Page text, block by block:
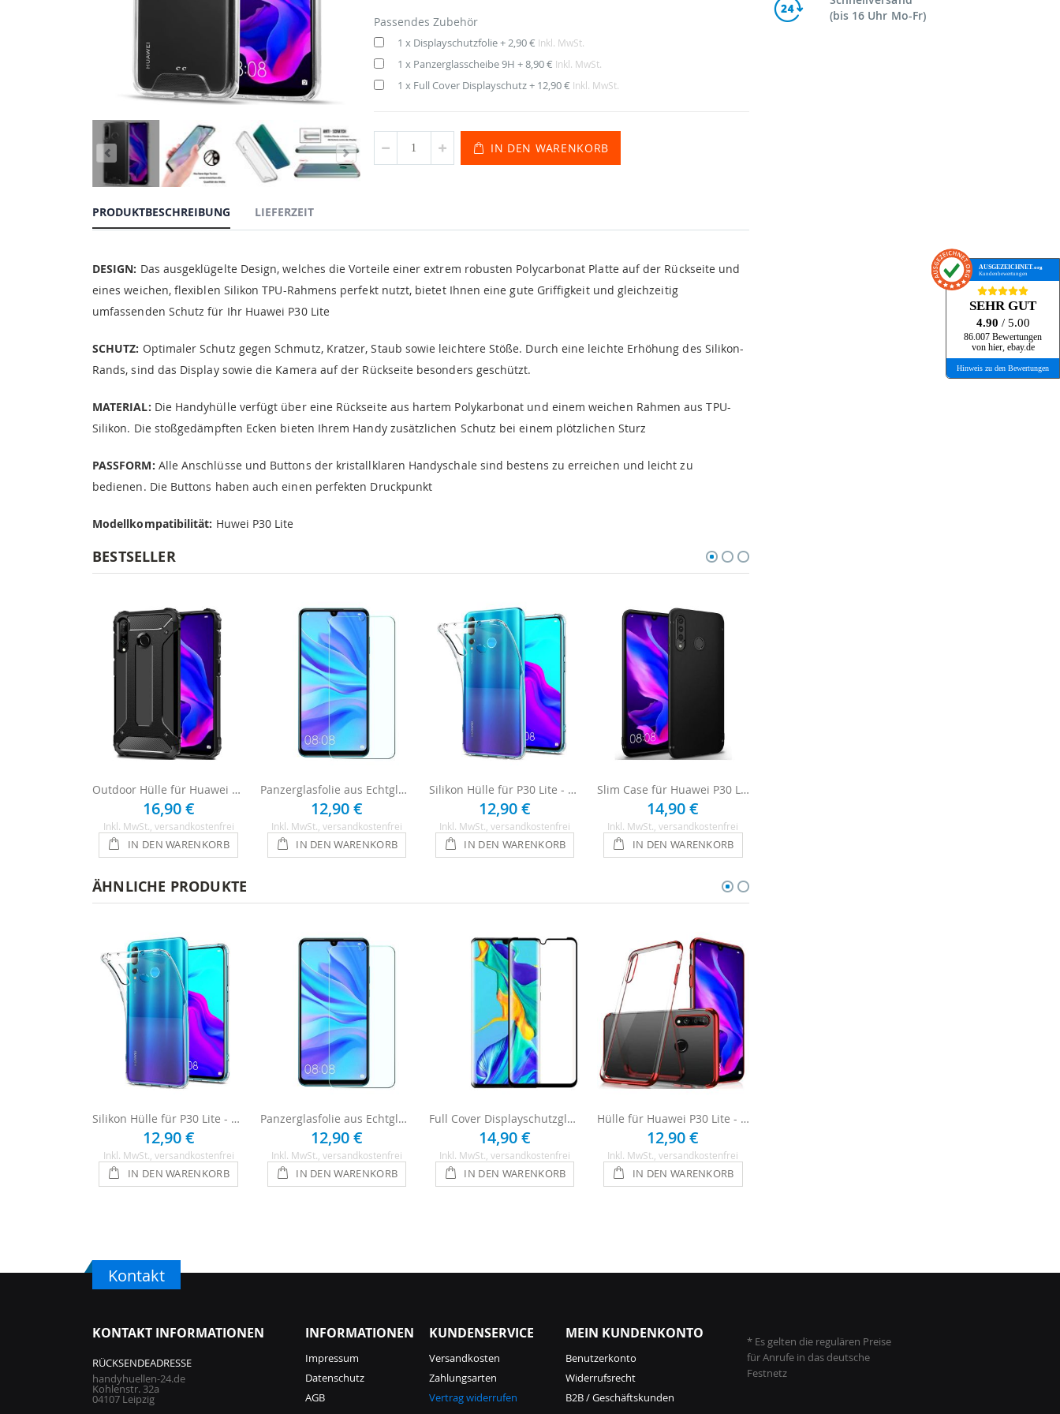
Passendes Zubehör
1 x Displayschutzfolie+2,90 € Inkl. MwSt.
1 x Panzerglasscheibe 9H+8,90 € Inkl. MwSt.
1 x Full Cover Displayschutz+ 12,90 € Inkl. MwSt.
IN DEN WARENKORB
PRODUKTBESCHREIBUNG
DESIGN: Das ausgeklügelte Design, welches die Vorteile einer extrem robusten Polycarbonat Platte auf der Rückseite und
eines weichen, flexiblen Silikon TPU-Rahmens perfekt nutzt, bietet Ihnen eine gute Griffigkeit und gleichzeitig
umfassenden Schutz für Ihr Huawei P30 Lite
SCHUTZ: Optimaler Schutz gegen Schmutz, Kratzer, Staub sowie leichtere Stöße. Durch eine leichte Erhöhung des Silikon-
Rands, sind das Display sowie die Kamera auf der Rückseite besonders geschützt.
MATERIAL: Die Handyhülle verfügt über eine Rückseite aus hartem Polykarbonat und einem weichen Rahmen aus TPU-
Silikon. Die stoßgedämpften Ecken bieten Ihrem Handy zusätzlichen Schutz bei einem plötzlichen Sturz
PASSFORM: Alle Anschlüsse und Buttons der kristallklaren Handyschale sind bestens zu erreichen und leicht zu
bedienen. Die Buttons haben auch einen perfekten Druckpunkt
Modellkompatibilität: Huwei P30 Lite
LIEFERZEIT
BESTSELLER
Outdoor Hülle für Huawei P30 Lite - Schwarz
16,90 €
Inkl. MwSt. , versandkostenfrei
IN DEN WARENKORB
Panzerglasfolie aus Echtglas für Huawei P30 Lite
12,90 €
Inkl. MwSt. , versandkostenfrei
IN DEN WARENKORB
Silikon Hülle für P30 Lite - Transparent
12,90 €
Inkl. MwSt. , versandkostenfrei
IN DEN WARENKORB
Slim Case für Huawei P30 Lite - Schwarz
14,90 €
Inkl. MwSt. , versandkostenfrei
IN DEN WARENKORB
ÄHNLICHE PRODUKTE
Silikon Hülle für P30 Lite - Transparent
12,90 €
Inkl. MwSt. , versandkostenfrei
IN DEN WARENKORB
Panzerglasfolie aus Echtglas für Huawei P30 Lite
12,90 €
Inkl. MwSt. , versandkostenfrei
IN DEN WARENKORB
Full Cover Displayschutzglas für Huawei P30 Lite
14,90 €
Inkl. MwSt. , versandkostenfrei
IN DEN WARENKORB
Hülle für Huawei P30 Lite - Transparent / Rot
12,90 €
Inkl. MwSt. , versandkostenfrei
IN DEN WARENKORB
(bis 16 Uhr Mo-Fr)
Kontakt
KONTAKT INFORMATIONEN
RÜCKSENDEADRESSE
handyhuellen-24.de
Kohlenstr. 32a
04107 Leipzig
INFORMATIONEN
Impressum
Datenschutz
AGB
KUNDENSERVICE
Versandkosten
Zahlungsarten
Vertrag widerrufen
MEIN KUNDENKONTO
Benutzerkonto
Widerrufsrecht
B2B / Geschäftskunden
* Es gelten die regulären Preise
für Anrufe in das deutsche
Festnetz
AUSGEZEICHNET.org
Kundenbewertungen
SEHR GUT
4.90 / 5.00
86.007 Bewertungen
von hier, ebay.de
Hinweis zu den Bewertungen